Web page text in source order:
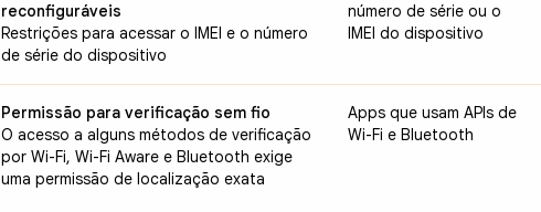
reconfiguráveis
Restrições para acessar o IMEI e o número
de série do dispositivo
número de série ou o
IMEI do dispositivo
Permissão para verificação sem fio
O acesso a alguns métodos de verificação
por Wi-Fi, Wi-Fi Aware e Bluetooth exige
uma permissão de localização exata
Apps que usam APIs de
Wi-Fi e Bluetooth